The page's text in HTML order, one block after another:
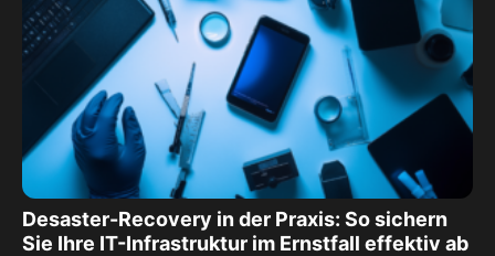
Desaster-Recovery in der Praxis: So sichern
Sie Ihre IT-Infrastruktur im Ernstfall effektiv ab